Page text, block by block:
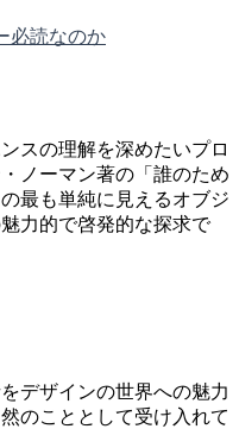
必読なのか
スの理解を深めたいプロ
ノーマン著の「誰のため
最も単純に見えるオブジ
力的で啓発的な探求で
デザインの世界への魅力
のこととして受け入れて